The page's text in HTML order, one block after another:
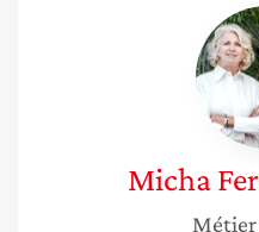
Micha
Métier